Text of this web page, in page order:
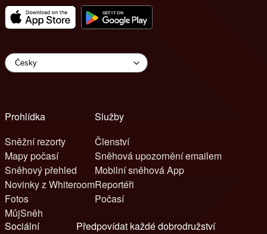
Prohlídka
Sněžní rezorty
Mapy počasí
Sněhový přehled
Novinky z Whiteroom
Fotos
MůjSněh
Služby
Členství
Sněhová upozornění emailem
Mobilní sněhová App
Reportéři
Počasí
Sociální
Předpovídat každé dobrodružství